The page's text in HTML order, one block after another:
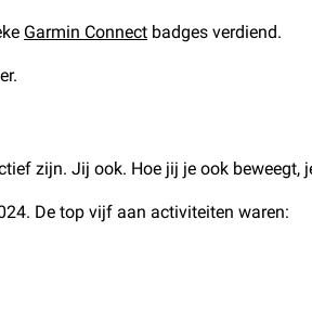
Garmin Connect badges verdiend.
zijn. Jij ook. Hoe jij je ook beweegt,
De top vijf aan activiteiten waren: